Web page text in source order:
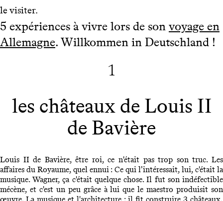
le visiter.
5 expériences à vivre lors de son voyage en
Allemagne. Willkommen in Deutschland !
1
les châteaux de Louis II
de Bavière
Louis II de Bavière, être roi, ce n'était pas trop son truc. Les
affaires du Royaume, quel ennui : Ce qui l’intéressait, lui, c'était la
musique. Wagner, ça c'était quelque chose. Il fut son indéfectible
mécène, et c'est un peu grâce à lui que le maestro produisit son
œuvre. La musique et l'architecture : il fit construire 3 châteaux,